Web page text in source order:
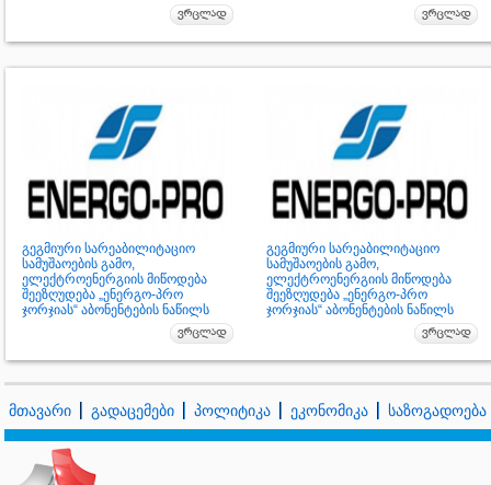
გეგმიური სარეაბილიტაციო
სამუშაოების გამო,
ელექტროენერგიის მიწოდება
შეეზღუდება „ენერგო-პრო
ჯორჯიას“ აბონენტების ნაწილს
გეგმიური სარეაბილიტაციო
სამუშაოების გამო,
ელექტროენერგიის მიწოდება
შეეზღუდება „ენერგო-პრო
ჯორჯიას“ აბონენტების ნაწილს
მთავარი გადაცემები პოლიტიკა ეკონომიკა საზოგადოება